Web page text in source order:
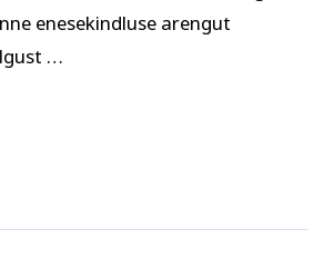
eneseareng
enesekindluse arengut
…